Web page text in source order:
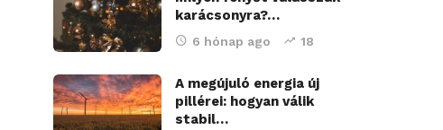
karácsonyra?…
6 hónap ago 18
A megújuló energia új
pillérei: hogyan válik
stabil…